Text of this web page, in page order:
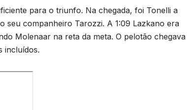
para o triunfo. Na chegada, foi Tonelli a
seu companheiro Tarozzi. A 1:09 Lazkano era
Molenaar na reta da meta. O pelotão chegava
incluídos.